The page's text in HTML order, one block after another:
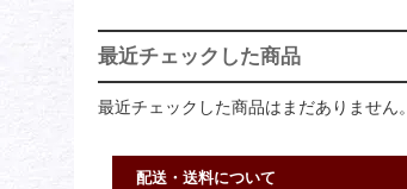
最近チェックした商品
最近チェックした商品はまだありません。
配送・送料について